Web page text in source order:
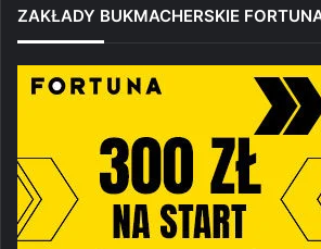
ZAKŁADY BUKMACHERSKIE